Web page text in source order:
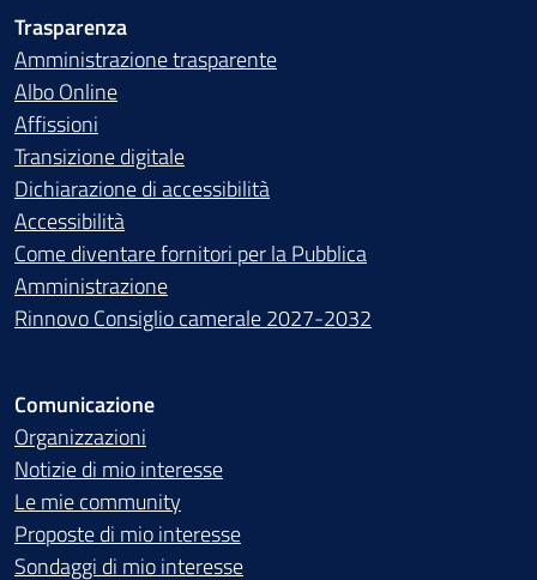
Trasparenza
Amministrazione trasparente
Albo Online
Affissioni
Transizione digitale
Dichiarazione di accessibilità
Accessibilità
Come diventare fornitori per la Pubblica
Amministrazione
Rinnovo Consiglio camerale 2027-2032
Comunicazione
Organizzazioni
Notizie di mio interesse
Le mie community
Proposte di mio interesse
Sondaggi di mio interesse